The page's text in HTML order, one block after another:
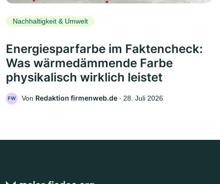
Nachhaltigkeit & Umwelt
Energiesparfarbe im Faktencheck:
Was wärmedämmende Farbe
physikalisch wirklich leistet
FW Von Redaktion firmenweb.de ‧ 28. Juli 2026